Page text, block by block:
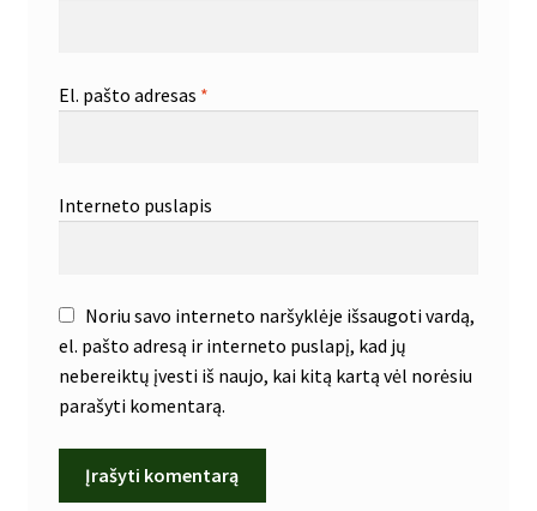
El. pašto adresas *
Interneto puslapis
Noriu savo interneto naršyklėje išsaugoti vardą,
el. pašto adresą ir interneto puslapį, kad jų
nebereiktų įvesti iš naujo, kai kitą kartą vėl norėsiu
parašyti komentarą.